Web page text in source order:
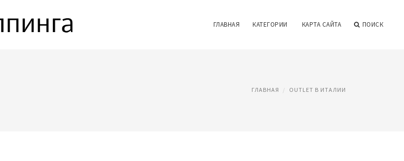
ГЛАВНАЯ КАТЕГОРИИ КАРТА САЙТА ПОИСК
ГЛАВНАЯ OUTLET В ИТАЛИИ